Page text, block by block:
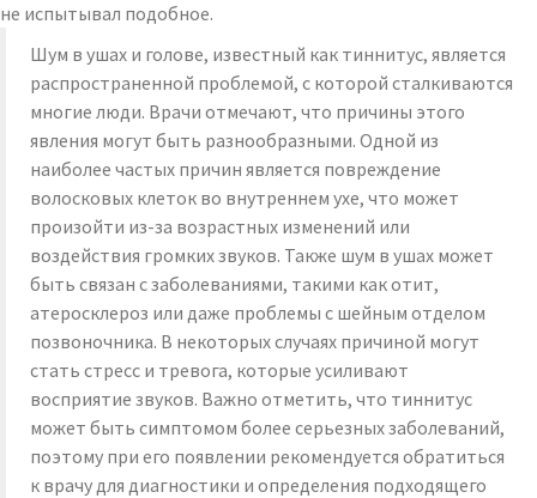
не испытывал подобное.
Шум в ушах и голове, известный как тиннитус, является
распространенной проблемой, с которой сталкиваются
многие люди. Врачи отмечают, что причины этого
явления могут быть разнообразными. Одной из
наиболее частых причин является повреждение
волосковых клеток во внутреннем ухе, что может
произойти из-за возрастных изменений или
воздействия громких звуков. Также шум в ушах может
быть связан с заболеваниями, такими как отит,
атеросклероз или даже проблемы с шейным отделом
позвоночника. В некоторых случаях причиной могут
стать стресс и тревога, которые усиливают
восприятие звуков. Важно отметить, что тиннитус
может быть симптомом более серьезных заболеваний,
поэтому при его появлении рекомендуется обратиться
к врачу для диагностики и определения подходящего